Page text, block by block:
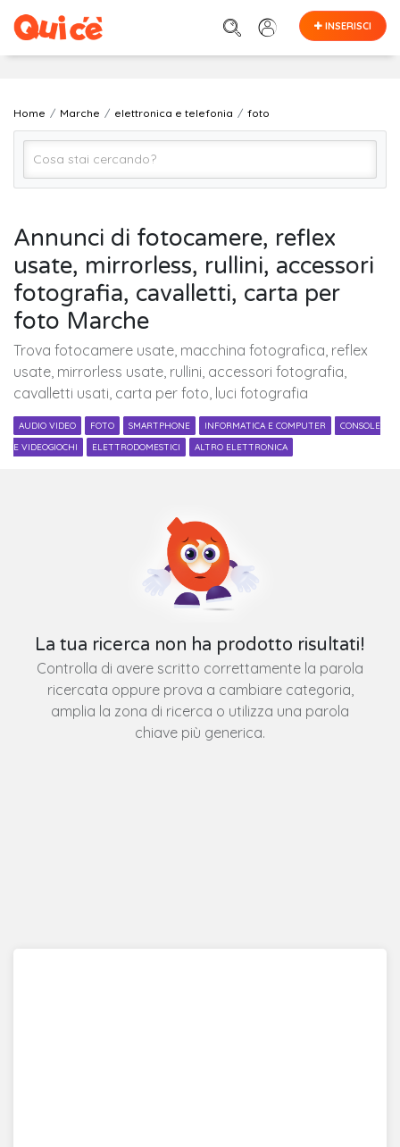
INSERISCI
Home Marche elettronica e telefonia foto
MARCHE (regione)
Annunci di fotocamere, reflex
usate, mirrorless, rullini, accessori
fotografia, cavalletti, carta per
foto Marche
Trova fotocamere usate, macchina fotografica, reflex
usate, mirrorless usate, rullini, accessori fotografia,
cavalletti usati, carta per foto, luci fotografia
AUDIO VIDEO FOTO SMARTPHONE INFORMATICA E COMPUTER
CONSOLE
E VIDEOGIOCHI
ELETTRODOMESTICI ALTRO ELETTRONICA
La tua ricerca non ha prodotto risultati!
Controlla di avere scritto correttamente la parola
ricercata oppure prova a cambiare categoria,
amplia la zona di ricerca o utilizza una parola
chiave più generica.